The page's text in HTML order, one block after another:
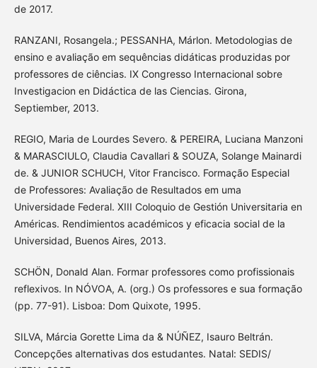
de 2017.
RANZANI, Rosangela.; PESSANHA, Márlon. Metodologias de
ensino e avaliação em sequências didáticas produzidas por
professores de ciências. IX Congresso Internacional sobre
Investigacion en Didáctica de las Ciencias. Girona,
Septiember, 2013.
REGIO, Maria de Lourdes Severo. & PEREIRA, Luciana Manzoni
& MARASCIULO, Claudia Cavallari & SOUZA, Solange Mainardi
de. & JUNIOR SCHUCH, Vitor Francisco. Formação Especial
de Professores: Avaliação de Resultados em uma
Universidade Federal. XIII Coloquio de Gestión Universitaria en
Américas. Rendimientos académicos y eficacia social de la
Universidad, Buenos Aires, 2013.
SCHÖN, Donald Alan. Formar professores como profissionais
reflexivos. In NÓVOA, A. (org.) Os professores e sua formação
(pp. 77-91). Lisboa: Dom Quixote, 1995.
SILVA, Márcia Gorette Lima da & NÚÑEZ, Isauro Beltrán.
Concepções alternativas dos estudantes. Natal: SEDIS/